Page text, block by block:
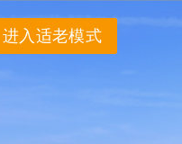
进入适老模式